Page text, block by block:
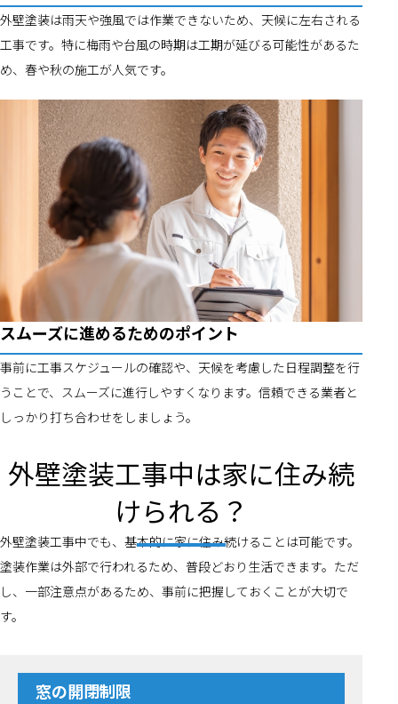
外壁塗装は雨天や強風では作業できないため、天候に左右される
工事です。特に梅雨や台風の時期は工期が延びる可能性があるた
め、春や秋の施工が人気です。
スムーズに進めるためのポイント
事前に工事スケジュールの確認や、天候を考慮した日程調整を行
うことで、スムーズに進行しやすくなります。信頼できる業者と
しっかり打ち合わせをしましょう。
外壁塗装工事中は家に住み続
けられる？
外壁塗装工事中でも、基本的に家に住み続けることは可能です。
塗装作業は外部で行われるため、普段どおり生活できます。ただ
し、一部注意点があるため、事前に把握しておくことが大切で
す。
窓の開閉制限